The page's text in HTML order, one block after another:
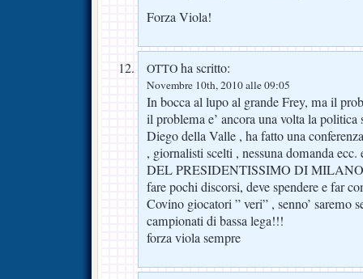
Forza Viola!
OTTO ha scritto:
Novembre 10th, 2010 alle 09:05
In bocca al lupo al grande Frey, ma il
il problema e’ ancora una volta la politica
Diego della Valle , ha fatto una
, giornalisti scelti , nessuna domanda
DEL PRESIDENTISSIMO DI
fare pochi discorsi, deve spendere e far
Covino giocatori ” veri” , senno’ saremo
campionati di bassa lega!!!
forza viola sempre